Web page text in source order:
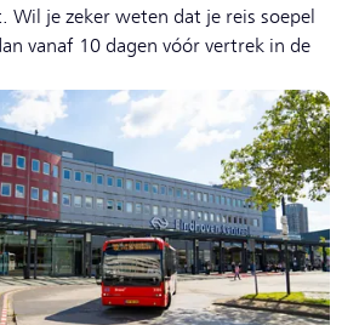
Wil je zeker weten dat je reis soepel
vanaf 10 dagen vóór vertrek in de